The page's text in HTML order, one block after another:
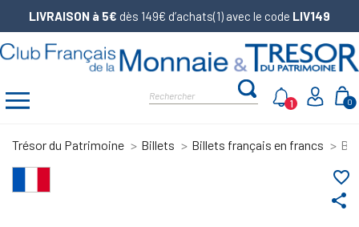
LIVRAISON à 5€ dès 149€ d’achats(1) avec le code LIV149
0
1
Trésor du Patrimoine Billets Billets français en francs
share
favorite_border